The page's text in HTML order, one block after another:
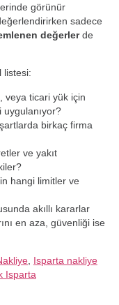
görünür
sadece
değerlerde
listesi:
veya ticari yük için
uygulanıyor?
şartlarda birkaç firma
ve yakıt
hangi limitler ve
akıllı kararlar
en aza, güvenliği ise
Isparta nakliye
Isparta